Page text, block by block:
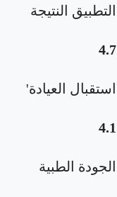
التطبيق النتيجة
4.7
استقبال العيادة'
4.1
الجودة الطبية